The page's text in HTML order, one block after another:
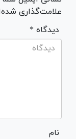
علامت‌گذاری
* دیدگاه
نام